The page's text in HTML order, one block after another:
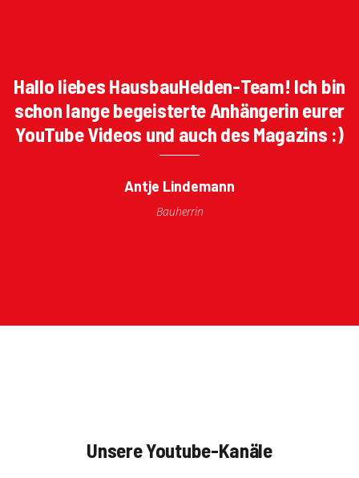
Hallo liebes HausbauHelden-Team! Ich bin
schon lange begeisterte Anhängerin eurer
YouTube Videos und auch des Magazins :)
Antje Lindemann
Bauherrin
Unsere Youtube-Kanäle